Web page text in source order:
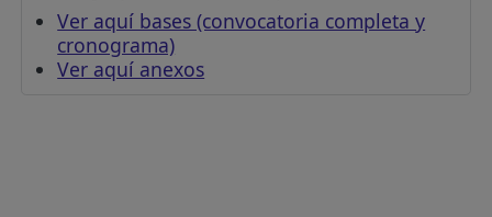
Ver aquí bases (convocatoria completa y
cronograma)
Ver aquí anexos